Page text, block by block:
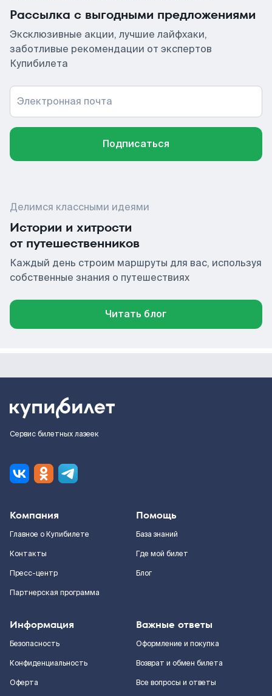
Рассылка с выгодными предложениями
Эксклюзивные акции, лучшие лайфхаки,
заботливые рекомендации от экспертов
Купибилета
Электронная почта
Подписаться
Делимся классными идеями
Истории и хитрости
от путешественников
Каждый день строим маршруты для вас, используя
собственные знания о путешествиях
Читать блог
Сервис билетных лазеек
Компания
Главное о Купибилете
Контакты
Пресс-центр
Партнерская программа
Помощь
База знаний
Где мой билет
Блог
Информация
Безопасность
Конфиденциальность
Оферта
Важные ответы
Оформление и покупка
Возврат и обмен билета
Все вопросы и ответы